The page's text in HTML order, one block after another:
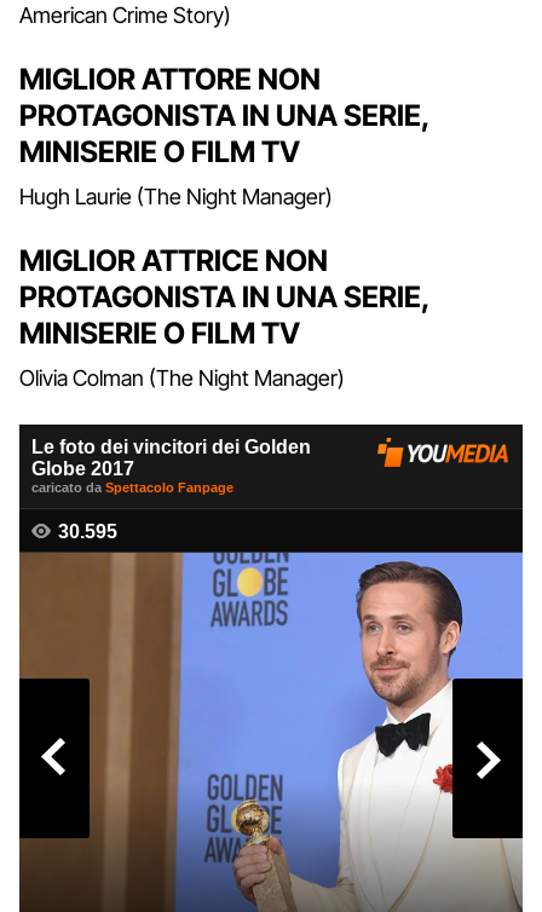
American Crime Story)
MIGLIOR ATTORE NON
PROTAGONISTA IN UNA SERIE,
MINISERIE O FILM TV
Hugh Laurie (The Night Manager)
MIGLIOR ATTRICE NON
PROTAGONISTA IN UNA SERIE,
MINISERIE O FILM TV
Olivia Colman (The Night Manager)